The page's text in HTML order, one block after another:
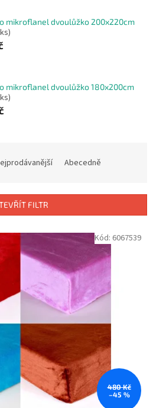
mikroflanel dvoulůžko 200x220cm
mikroflanel dvoulůžko 180x200cm
Abecedně
FILTR
480 Kč
–45 %
Kód: 6067539